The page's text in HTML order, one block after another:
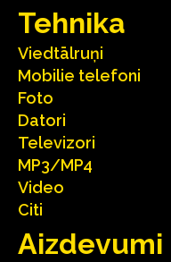
Tehnika
Viedtālruņi
Mobilie telefoni
Foto
Datori
Televizori
MP3/MP4
Video
Citi
Aizdevumi